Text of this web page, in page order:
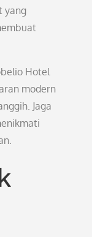
yang
Hotel
modern
Jaga